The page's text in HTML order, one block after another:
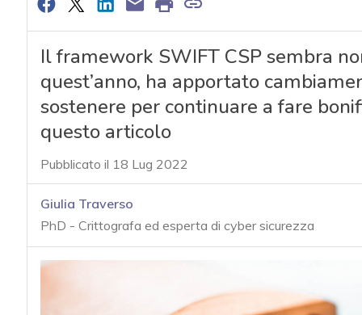
Il framework SWIFT CSP sembra
quest’anno, ha apportato
sostenere per continuare a fare
questo articolo
Pubblicato il 18 Lug 2022
Giulia Traverso
PhD - Crittografa ed esperta di cyber sicurezza